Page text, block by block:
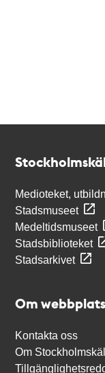
Medioteket,
Stadsmuseet
Medeltidsmuseet
Stadsbiblioteket
Stadsarkivet
Om
Kontakta oss
Om